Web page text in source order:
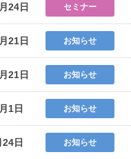
24日 セミナー
21日 お知らせ
21日 お知らせ
1日 お知らせ
日 お知らせ